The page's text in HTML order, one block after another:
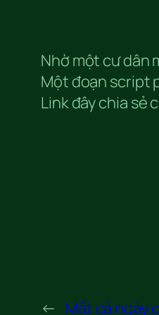
Nhờ một cư dân
Một đoạn script
Link đây chia sẻ
← Mất cả ngày